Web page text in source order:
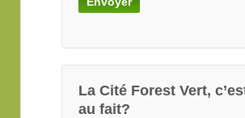
La Cité Forest Vert,
au fait?